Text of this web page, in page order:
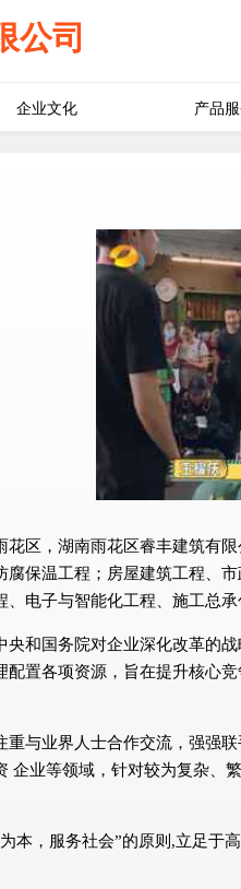
公司
企业文化 产品
区，湖南雨花区睿丰建筑有
保温工程；房屋建筑工程、
电子与智能化工程、施工总
和国务院对企业深化改革的
配置各项资源，旨在提升核心
与业界人士合作交流，强强
企业等领域，针对较为复杂、
本，服务社会”的原则,立足